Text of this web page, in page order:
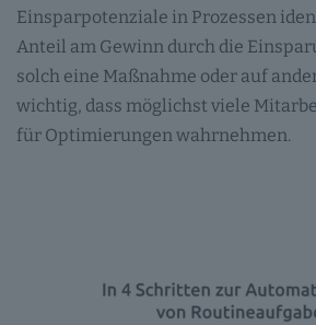
Einsparpotenziale in Prozessen
Anteil am Gewinn durch die
solch eine Maßnahme oder auf
wichtig, dass möglichst viele
für Optimierungen wahrnehmen.